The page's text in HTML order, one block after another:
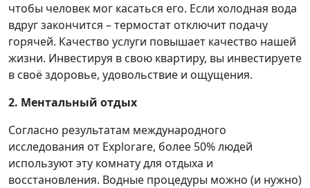
чтобы человек мог касаться его. Если холодная вода
вдруг закончится – термостат отключит подачу
горячей. Качество услуги повышает качество нашей
жизни. Инвестируя в свою квартиру, вы инвестируете
в своё здоровье, удовольствие и ощущения.
2. Ментальный отдых
Согласно результатам международного
исследования от Explorare, более 50% людей
используют эту комнату для отдыха и
восстановления. Водные процедуры можно (и нужно)